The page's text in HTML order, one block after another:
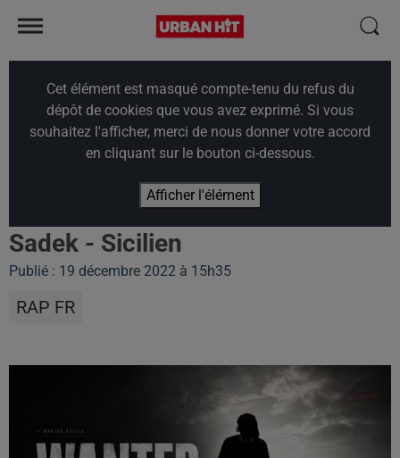
Cet élément est masqué compte-tenu du refus du
dépôt de cookies que vous avez exprimé. Si vous
souhaitez l'afficher, merci de nous donner votre accord
en cliquant sur le bouton ci-dessous.
Afficher l'élément
Sadek - Sicilien
Publié : 19 décembre 2022 à 15h35
RAP FR